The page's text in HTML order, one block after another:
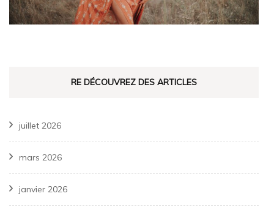
RE DÉCOUVREZ DES ARTICLES
juillet 2026
mars 2026
janvier 2026